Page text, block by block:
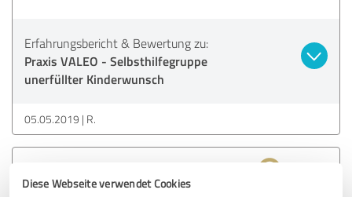
Diese Webseite verwendet Cookies
Erfahrungsbericht & Bewertung zu:
Praxis VALEO - Selbsthilfegruppe
unerfüllter Kinderwunsch
05.05.2019 R.